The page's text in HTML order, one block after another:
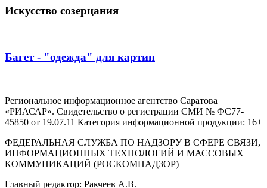
Искусство созерцания
Багет - "одежда" для картин
Региональное информационное агентство Саратова
«РИАСАР». Свидетельство о регистрации СМИ № ФС77-
45850 от 19.07.11 Категория информационной продукции: 16+
ФЕДЕРАЛЬНАЯ СЛУЖБА ПО НАДЗОРУ В СФЕРЕ СВЯЗИ,
ИНФОРМАЦИОННЫХ ТЕХНОЛОГИЙ И МАССОВЫХ
КОММУНИКАЦИЙ (РОСКОМНАДЗОР)
Главный редактор: Ракчеев А.В.